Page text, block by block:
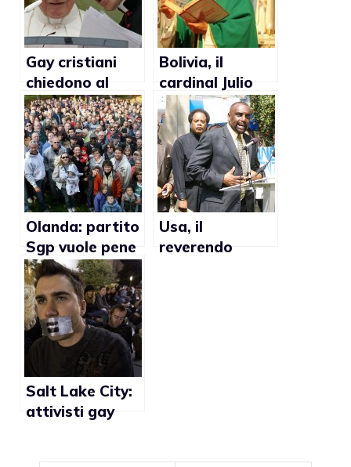
Gay cristiani
chiedono al
Papa di
condannare
l’omofobia
Bolivia, il
cardinal Julio
Terrazas contro
il matrimonio
gay: “Questi
falsi sentieri ci
condurranno
alla distruzione
naturale”
Olanda: partito
Sgp vuole pene
per i gay
Usa, il
reverendo
Salt Lake City:
attivisti gay